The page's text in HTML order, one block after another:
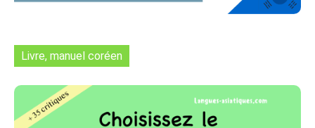
Livre, manuel coréen